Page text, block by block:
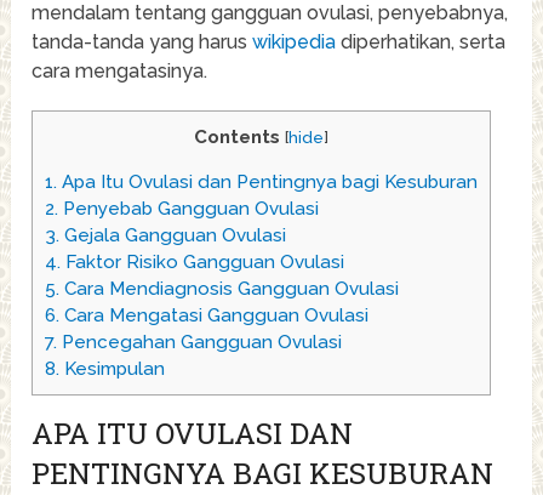
mendalam tentang gangguan ovulasi, penyebabnya,
tanda-tanda yang haruswikipedia diperhatikan, serta
cara mengatasinya.
Contents [hide]
1. Apa Itu Ovulasi dan Pentingnya bagi Kesuburan
2. Penyebab Gangguan Ovulasi
3. Gejala Gangguan Ovulasi
4. Faktor Risiko Gangguan Ovulasi
5. Cara Mendiagnosis Gangguan Ovulasi
6. Cara Mengatasi Gangguan Ovulasi
7. Pencegahan Gangguan Ovulasi
8. Kesimpulan
APA ITU OVULASI DAN
PENTINGNYA BAGI KESUBURAN